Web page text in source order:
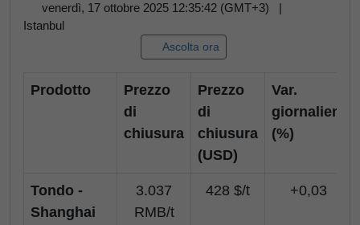
venerdì, 17 ottobre 2025 12:35:42 (GMT+3) |
Istanbul
Ascolta ora
Prodotto
Prezzo
di
chiusura
Prezzo
di
chiusura
(USD)
Var.
giornaliera
(%)
Tondo -
Shanghai
3.037
RMB/t
428 $/t +0,03